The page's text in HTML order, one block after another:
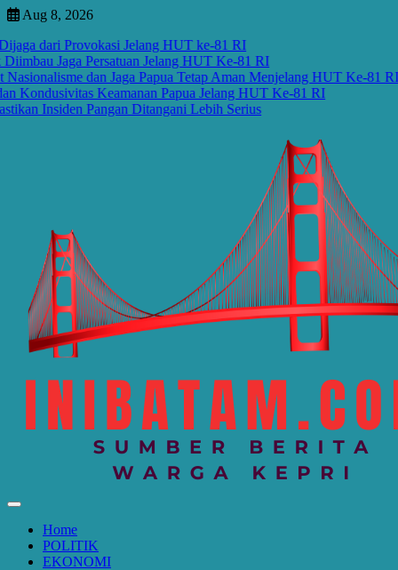
Skip
content
Aug 8, 2026
Provokasi Jelang HUT ke-81 RI
Persatuan Jelang HUT Ke-81 RI
dan Jaga Papua Tetap Aman Menjelang HUT Ke-81 RI
Keamanan Papua Jelang HUT Ke-81 RI
Pangan Ditangani Lebih Serius
Home
POLITIK
EKONOMI